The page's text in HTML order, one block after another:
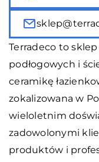
Terradeco to sklep
podłogowych i
ceramikę
zokalizowana w
wieloletnim
zadowolonymi
produktów i